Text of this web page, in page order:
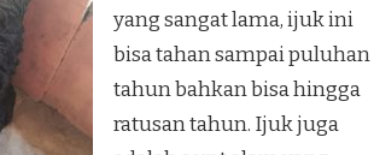
yang sangat lama, ijuk ini
bisa tahan sampai puluhan
tahun bahkan bisa hingga
ratusan tahun. Ijuk juga